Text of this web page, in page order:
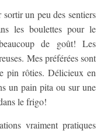
sortir un peu des sentiers
les boulettes pour le
de goût! Les
Mes préférées sont
pin rôties. Délicieux en
un pain pita ou sur une
le frigo!
vraiment pratiques